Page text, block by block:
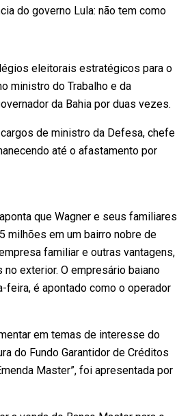
do governo Lula: não tem como
eleitorais estratégicos para o
ministro do Trabalho e da
da Bahia por duas vezes.
de ministro da Defesa, chefe
até o afastamento por
que Wagner e seus familiares
milhões em um bairro nobre de
familiar e outras vantagens,
exterior. O empresário baiano
feira, é apontado como o operador
em temas de interesse do
do Fundo Garantidor de Créditos
Master”, foi apresentada por